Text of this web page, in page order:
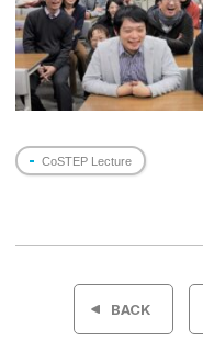
CoSTEP Lecture
投
BACK